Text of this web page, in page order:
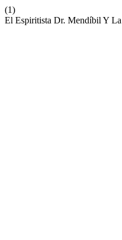
(1)
El Espiritista Dr. Mendíbil Y